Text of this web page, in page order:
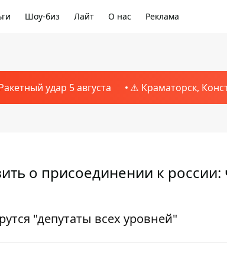
Шоу-биз Лайт О нас Реклама
удар 5 августа ⚠️ Краматорск,
о присоединении к россии:
"депутаты всех уровней"